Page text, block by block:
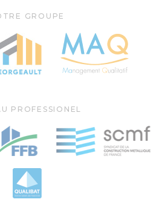
GROUPE
PROFESSIONEL